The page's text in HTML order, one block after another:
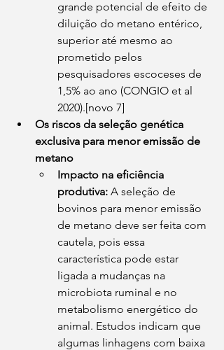
grande potencial de efeito de
diluição do metano entérico,
superior até mesmo ao
prometido pelos
pesquisadores escoceses de
1,5% ao ano (CONGIO et al
2020).[novo 7]
Os riscos da seleção genética
exclusiva para menor emissão de
metano
Impacto na eficiência
produtiva: A seleção de
bovinos para menor emissão
de metano deve ser feita com
cautela, pois essa
característica pode estar
ligada a mudanças na
microbiota ruminal e no
metabolismo energético do
animal. Estudos indicam que
algumas linhagens com baixa